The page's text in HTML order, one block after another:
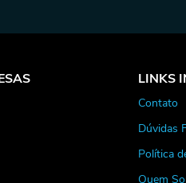
LINKS
Contato
Dúvidas
Política
Quem